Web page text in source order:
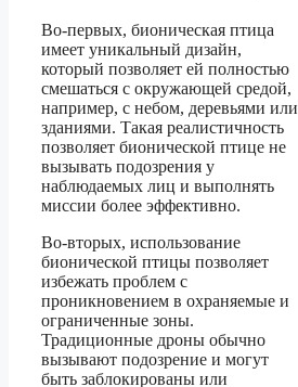
Во-первых, бионическая птица
имеет уникальный дизайн,
который позволяет ей полностью
смешаться с окружающей средой,
например, с небом, деревьями или
зданиями. Такая реалистичность
позволяет бионической птице не
вызывать подозрения у
наблюдаемых лиц и выполнять
миссии более эффективно.
Во-вторых, использование
бионической птицы позволяет
избежать проблем с
проникновением в охраняемые и
ограниченные зоны.
Традиционные дроны обычно
вызывают подозрение и могут
быть заблокированы или